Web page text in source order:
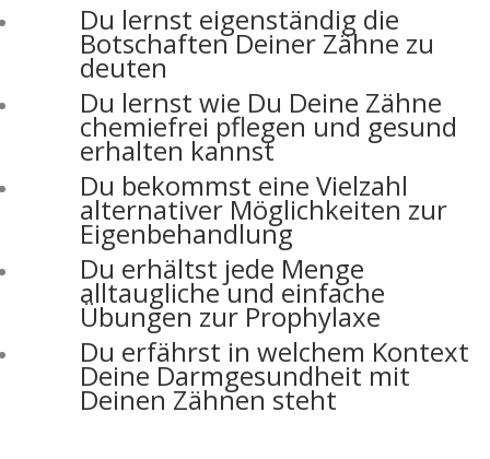
Du lernst eigenständig die
Botschaften Deiner Zähne zu
deuten
Du lernst wie Du Deine Zähne
chemiefrei pflegen und gesund
erhalten kannst
Du bekommst eine Vielzahl
alternativer Möglichkeiten zur
Eigenbehandlung
Du erhältst jede Menge
alltaugliche und einfache
Übungen zur Prophylaxe
Du erfährst in welchem Kontext
Deine Darmgesundheit mit
Deinen Zähnen steht